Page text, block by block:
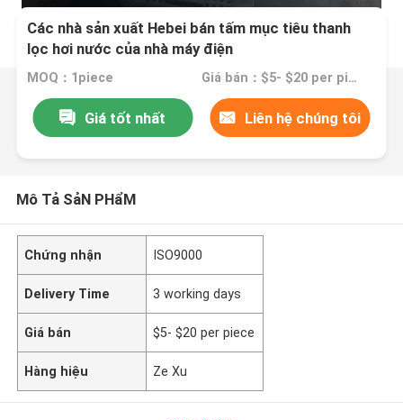
Các nhà sản xuất Hebei bán tấm mục tiêu thanh
lọc hơi nước của nhà máy điện
MOQ：1piece Giá bán：$5- $20 per piece
Giá tốt nhất Liên hệ chúng tôi
Mô Tả SảN PHẩM
Chứng nhận ISO9000
Delivery Time 3 working days
Giá bán $5- $20 per piece
Hàng hiệu Ze Xu